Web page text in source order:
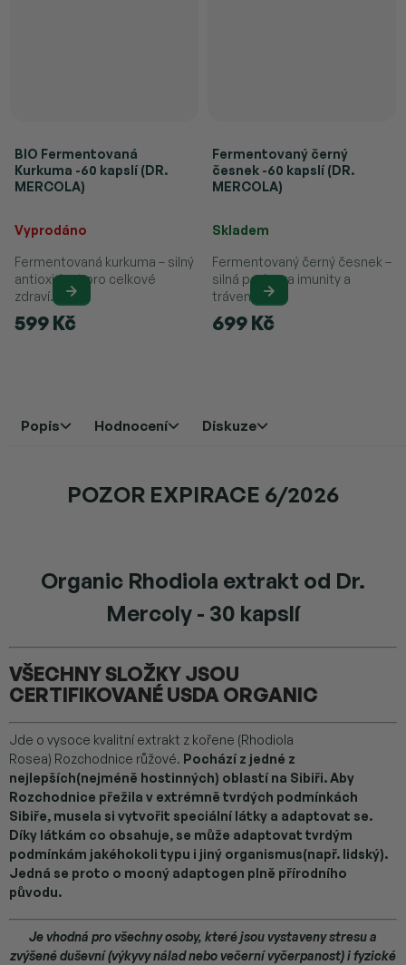
BIO Fermentovaná
Kurkuma -60 kapslí (DR.
MERCOLA)
Vyprodáno
599 Kč
Fermentovaná kurkuma – silný
antioxidant pro celkové
zdraví.
Fermentovaný černý
česnek -60 kapslí (DR.
MERCOLA)
Skladem
699 Kč
Fermentovaný černý česnek –
silná podpora imunity a
trávení.
Popis Hodnocení Diskuze
POZOR EXPIRACE 6/2026
Organic Rhodiola extrakt od Dr.
Mercoly - 30 kapslí
VŠECHNY SLOŽKY JSOU
CERTIFIKOVANÉ USDA ORGANIC
Jde o vysoce kvalitní extrakt z kořene (Rhodiola
Rosea) Rozchodnice růžové. Pochází z jedné z
nejlepších(nejméně hostinných) oblastí na Sibiři. Aby
Rozchodnice přežila v extrémně tvrdých podmínkách
Sibiře, musela si vytvořit speciální látky a adaptovat se.
Díky látkám co obsahuje, se může adaptovat tvrdým
podmínkám jakéhokoli typu i jiný organismus(např. lidský).
Jedná se proto o mocný adaptogen plně přírodního
původu.
Je vhodná pro všechny osoby, které jsou vystaveny stresu a
zvýšené duševní (výkyvy nálad nebo večerní vyčerpanost) i fyzické